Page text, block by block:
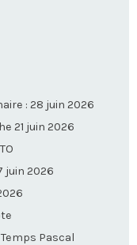
: 28 juin 2026
21 juin 2026
juin 2026
Pascal